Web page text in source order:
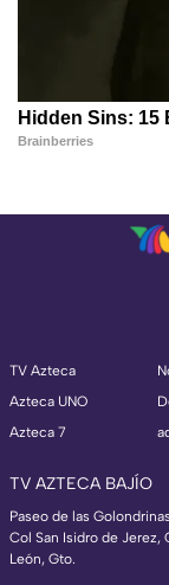
TV Azteca
Azteca UNO
Azteca 7
TV AZTECA BAJÍO
Paseo de las
Col San Isidro de Jerez,
León, Gto.